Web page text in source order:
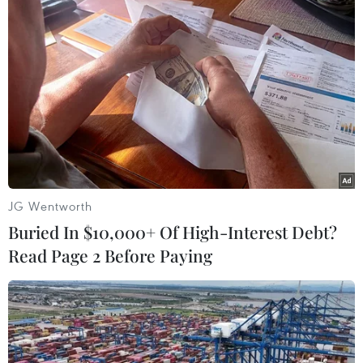
Đầu bếp Việt lan tỏa giá trị
ẩm thực trên đấu trường
quốc tế với 37 huy chương
27/07/2026 03:46
Huế được vinh danh điểm
đến ẩm thực truyền thống
độc đáo nhất châu Á
25/07/2026 02:32
Quảng Ngãi" Tổ chức lễ hội
gắn với món ăn độc đáo
của người dân ven sông
Trà
Hấp dẫn sự kiện hội tụ
quán bún bò Huế tiêu biểu
cả nước
23/07/2026 15:01
JG Wentworth
Buried In $10,000+ Of High-Interest Debt?
Read Page 2 Before Paying